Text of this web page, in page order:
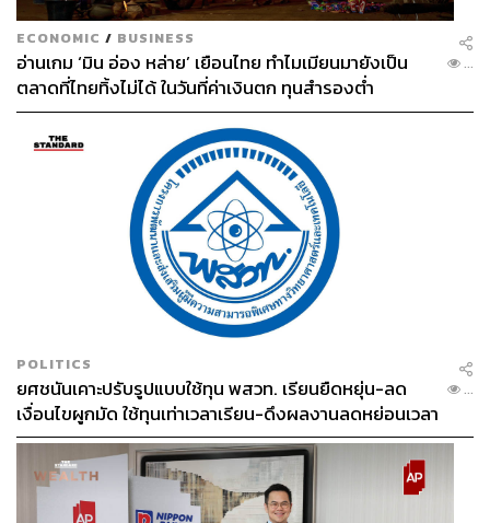
ECONOMIC / BUSINESS
อ่านเกม ‘มิน อ่อง หล่าย’ เยือนไทย ทำไมเมียนมายังเป็น
ตลาดที่ไทยทิ้งไม่ได้ ในวันที่ค่าเงินตก ทุนสำรองต่ำ
...
POLITICS
ยศชนันเคาะปรับรูปแบบใช้ทุน พสวท. เรียนยืดหยุ่น-ลด
เงื่อนไขผูกมัด ใช้ทุนเท่าเวลาเรียน-ดึงผลงานลดหย่อนเวลา
ดันให้มีผลย้อนหลัง
...